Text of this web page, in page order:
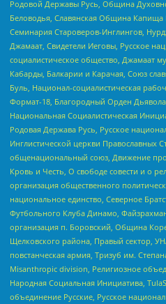
Родовой Державы Русь, Община
Беловодья, Славянская Община
Семинария Староверов-Инглингов,
Джамаат, Свидетели Иеговы, Русское
социалистическое общество, Джамаат
Кабарды, Балкарии и Карачая, Союз
Буль, Национал-социалистическая
Формат-18, Благородный Орден
Национальная Социалистическая
Родовая Держава Русь, Русское
Инглистической церкви Православных
общенациональный союз, Движение
Кровь и Честь, О свободе совести и о
организация общественного
национальное единство, Северное
Футбольного Клуба Динамо,
организация п. Боровский, Община
Щелковского района, Правый сектор,
повстанческая армия, Тризуб им.
Misanthropic division, Религиозное
Народная Социальная Инициатива,
объединение Русские, Русское